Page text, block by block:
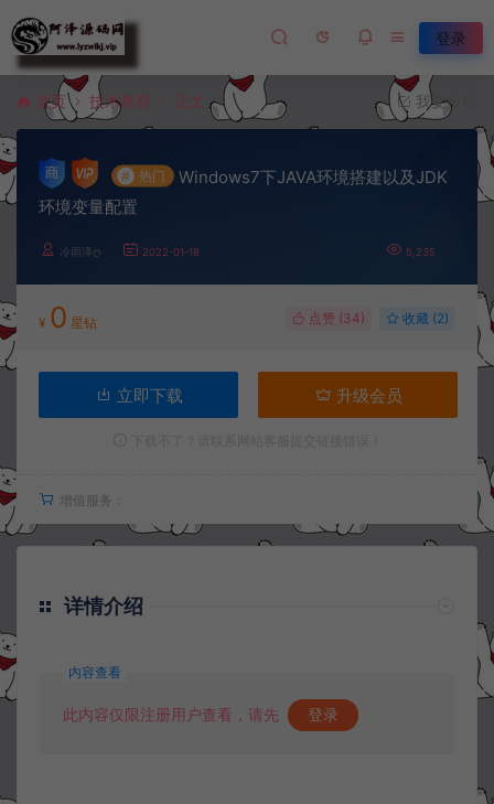
登录
首页 技术教程 正文 我要投稿
# 热门
Windows7下JAVA环境搭建以及JDK
环境变量配置
冷雨泽ღ 2022-01-18 5,235
¥ 0 星钻 点赞 (34) 收藏 (2)
立即下载 升级会员
增值服务：
详情介绍
内容查看
此内容仅限注册用户查看，请先 登录